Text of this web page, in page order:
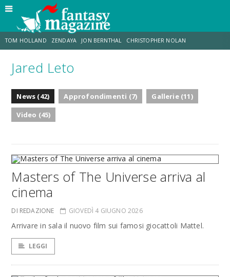
TOM HOLLAND ZENDAYA JON BERNTHAL CHRISTOPHER NOLAN
STRANIMONDI LUCCA COMICS & GAMES
SPIDER-MAN: BRAND NEW DAY
Jared Leto
News (42) Approfondimenti (7)
Gallerie (11)
Video (45)
Masters of The Universe arriva al
cinema
DI REDAZIONE GIOVEDÌ 4 GIUGNO 2026
Arrivare in sala il nuovo film sui famosi giocattoli Mattel.
LEGGI